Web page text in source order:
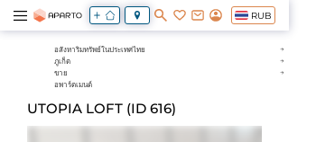
RUB
อสังหาริมทรัพย์ในประเทศไทย
ภูเก็ต
ขาย
อพาร์ตเมนต์
UTOPIA LOFT (ID 616)